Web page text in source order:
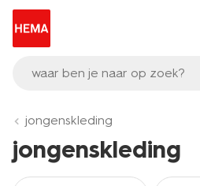
waar ben je naar op zoek?
jongenskleding
jongenskleding